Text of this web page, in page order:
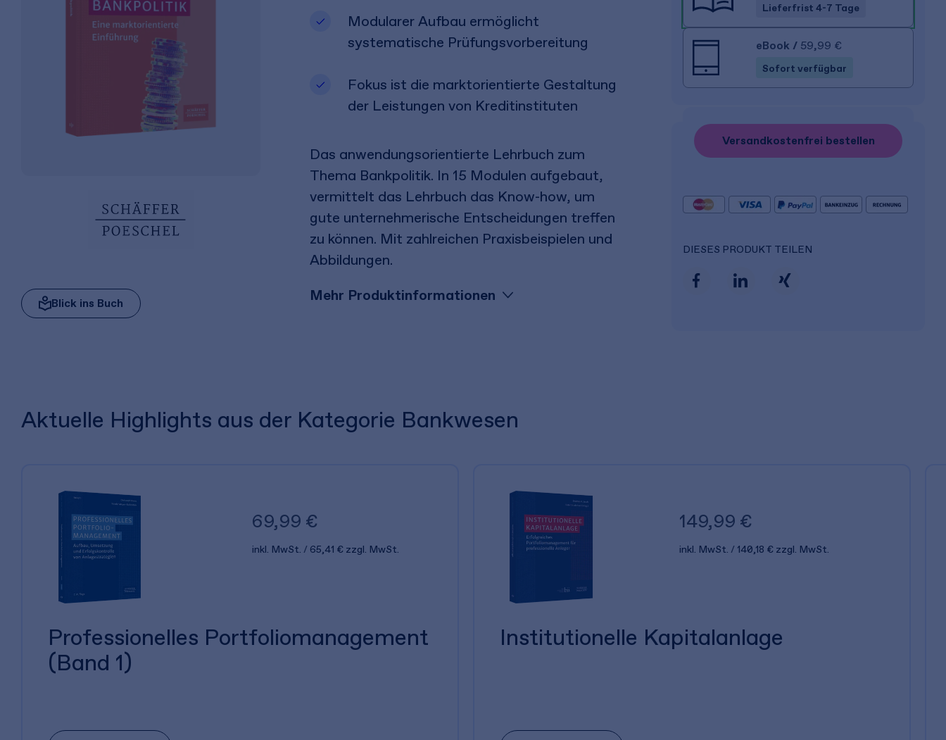
Blick ins Buch
Modularer Aufbau ermöglicht
systematische Prüfungsvorbereitung​
Fokus ist die marktorientierte Gestaltung
der Leistungen von Kreditinstituten​
Das anwendungsorientierte Lehrbuch zum
Thema Bankpolitik. In 15 Modulen aufgebaut,
vermittelt das Lehrbuch das Know-how, um
gute unternehmerische Entscheidungen treffen
zu können. Mit zahlreichen Praxisbeispielen und
Abbildungen.
Mehr Produktinformationen
Lieferfrist 4-7 Tage
eBook / 59,99 €
Sofort verfügbar
Versandkostenfrei bestellen
DIESES PRODUKT TEILEN
Aktuelle Highlights aus der Kategorie Bankwesen
69,99 €
inkl. MwSt. 65,41 € zzgl. MwSt.
Professionelles Portfoliomanagement
(Band 1)
149,99 €
inkl. MwSt. 140,18 € zzgl. MwSt.
Institutionelle Kapitalanlage